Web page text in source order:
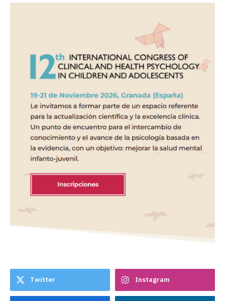
Twitter Instagram